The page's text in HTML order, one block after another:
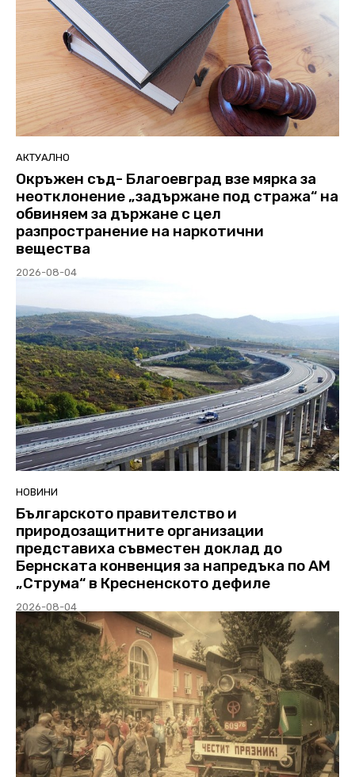
АКТУАЛНО
Окръжен съд- Благоевград взе мярка за
неотклонение „задържане под стража“ на
обвиняем за държане с цел
разпространение на наркотични
вещества
2026-08-04
НОВИНИ
Българското правителство и
природозащитните организации
представиха съвместен доклад до
Бернската конвенция за напредъка по АМ
„Струма“ в Кресненското дефиле
2026-08-04